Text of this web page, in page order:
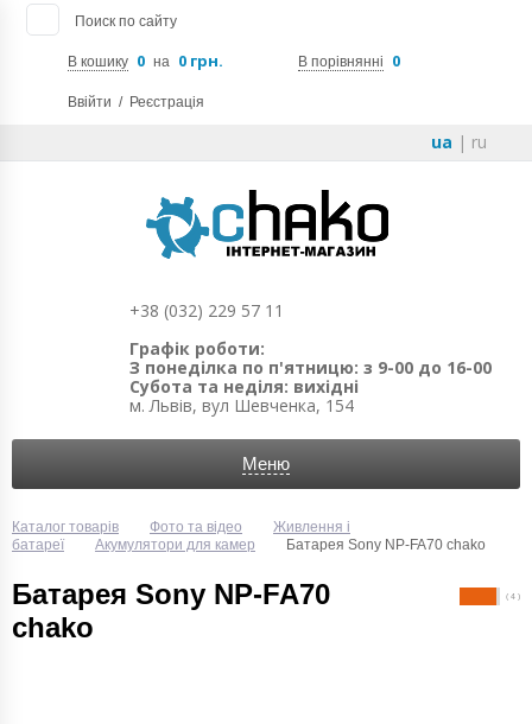
Поиск по сайту
В кошику 0 на 0 грн. В порівнянні 0
Ввійти / Реєстрація
ua | ru
+38 (032) 229 57 11
Графік роботи:
З понеділка по п'ятницю: з 9-00 до 16-00
Субота та неділя: вихідні
м. Львів, вул Шевченка, 154
Меню
Каталог товарів Фото та відео
Живлення і
батареї
Акумулятори для камер Батарея Sony NP-FA70 chako
Батарея Sony NP-FA70
chako
( 4 )